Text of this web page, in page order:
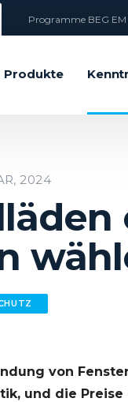
Programme BEG
Produkte
2024
von
und die